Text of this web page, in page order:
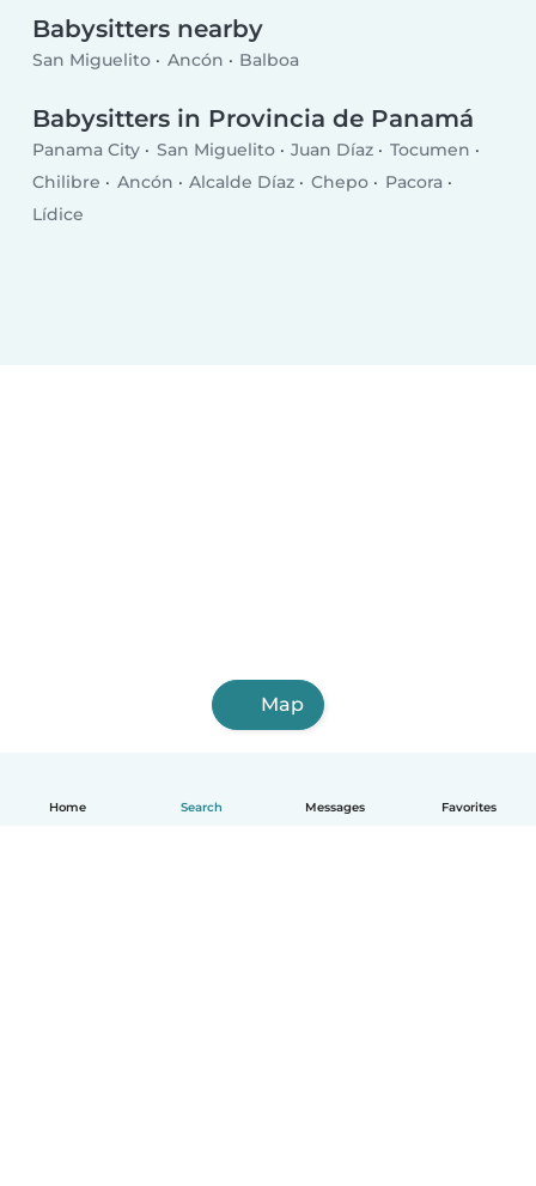
Home Search Messages Favorites
Babysitters nearby
San Miguelito Ancón Balboa
Babysitters in Provincia de Panamá
Panama City San Miguelito Juan Díaz
Tocumen
Chilibre
Ancón Alcalde Díaz Chepo
Pacora
Lídice
Map